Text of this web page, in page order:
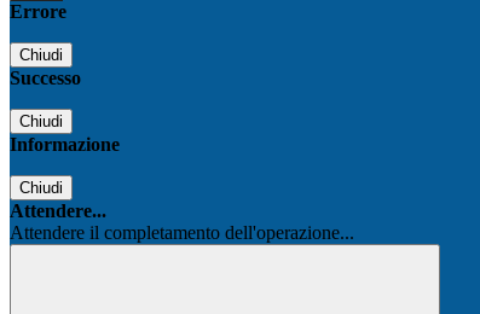
Errore
Chiudi
Successo
Chiudi
Informazione
Chiudi
Attendere...
Attendere il completamento dell'operazione...